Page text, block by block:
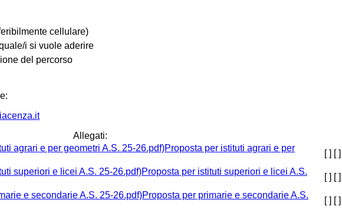
cellulare)
i si vuole aderire
del percorso
Allegati:
Proposta per istituti agrari e per
[ ] [ ]
Proposta per istituti superiori e licei A.S.
[ ] [ ]
Proposta per primarie e secondarie A.S.
[ ] [ ]